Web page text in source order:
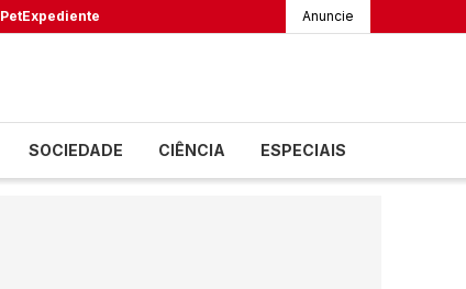
PetExpediente Anuncie
SOCIEDADE CIÊNCIA ESPECIAIS